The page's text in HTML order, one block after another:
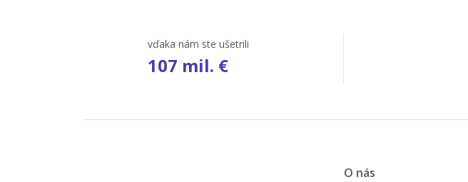
vďaka nám ste ušetrili
107 mil. €
O nás